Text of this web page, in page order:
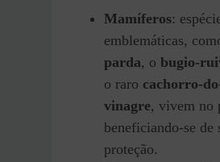
Mamíferos:
emblemáticas,
parda, o bugio-
o raro cachorro-
vinagre, vivem no
beneficiando-se de
proteção.